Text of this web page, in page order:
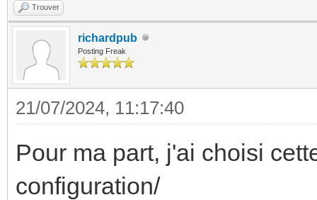
Trouver
richardpub
Posting Freak
21/07/2024, 11:17:40
Pour ma part, j'ai choisi
configuration/